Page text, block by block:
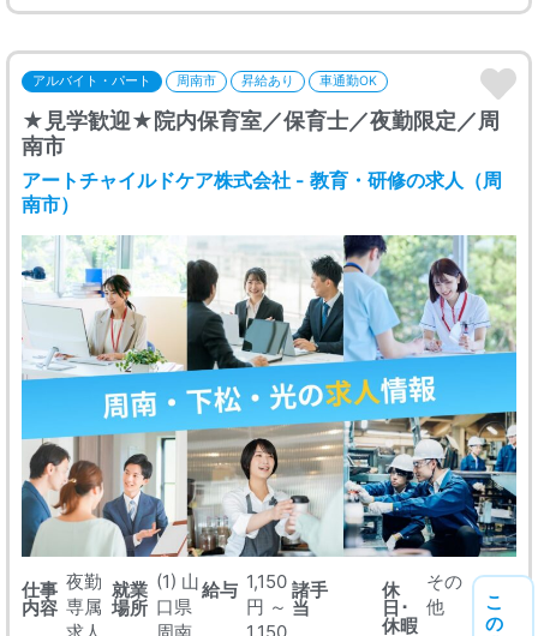
アルバイト・パート 周南市 昇給あり 車通勤OK
★見学歓迎★院内保育室／保育士／夜勤限定／周
南市
アートチャイルドケア株式会社 - 教育・研修の求人（周
南市）
仕事
内容
夜勤
専属
就業
場所
(1) 山
口県
給与 1,150
円 ～
諸手
当
休
日･
休暇
その
他
こ
の